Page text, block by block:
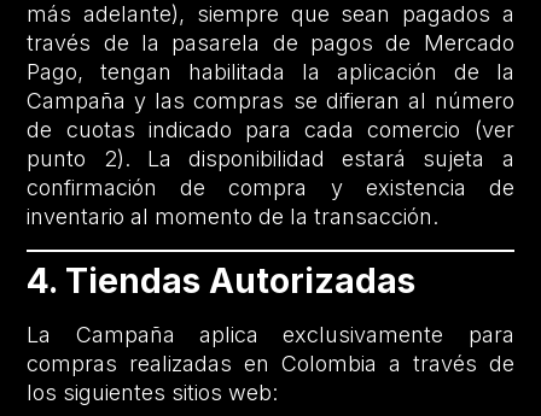
más adelante), siempre que sean pagados a
través de la pasarela de pagos de Mercado
Pago, tengan habilitada la aplicación de la
Campaña y las compras se difieran al número
de cuotas indicado para cada comercio (ver
punto 2). La disponibilidad estará sujeta a
confirmación de compra y existencia de
inventario al momento de la transacción.
4. Tiendas Autorizadas
La Campaña aplica exclusivamente para
compras realizadas en Colombia a través de
los siguientes sitios web: